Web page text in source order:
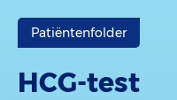
Patiëntenfolder
HCG-test